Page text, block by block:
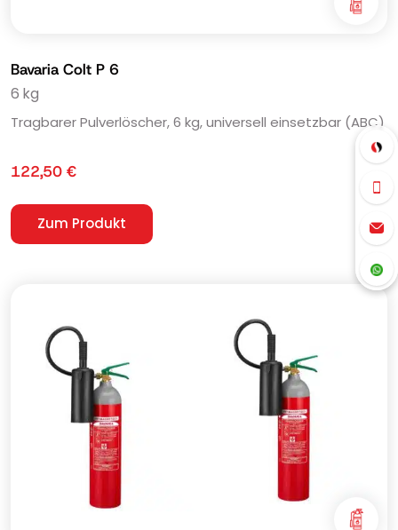
Bavaria Colt P 6
6 kg
Tragbarer Pulverlöscher, 6 kg, universell einsetzbar (ABC)
122,50 €
Zum Produkt